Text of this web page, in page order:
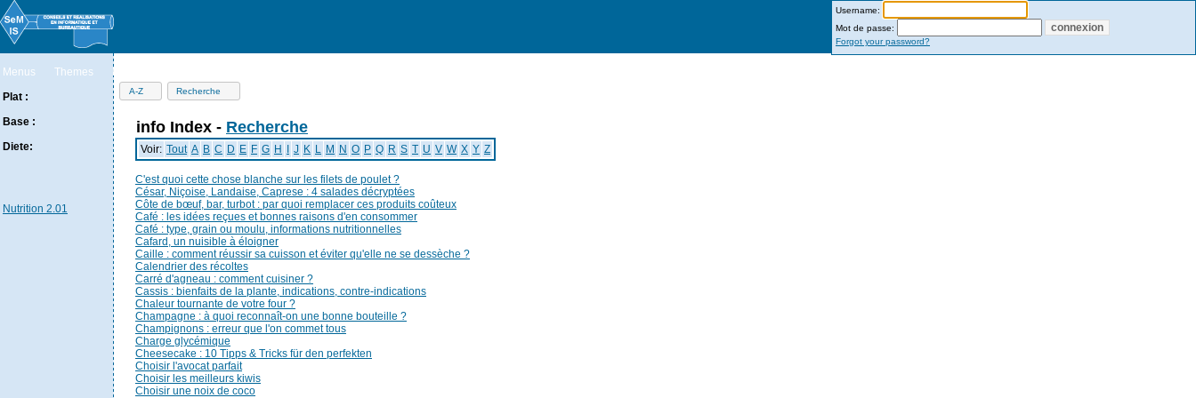
Username:
Mot de passe:
Forgot your password?
Menus Themes
Plat :
Base :
Diete:
Nutrition 2.01
A-Z Recherche
info Index - Recherche
Voir: Tout A B C D E F G H J K L M N O P Q R S T U V W X Y Z
C'est quoi cette chose blanche sur les filets de poulet ?
César, Niçoise, Landaise, Caprese : 4 salades décryptées
Côte de bœuf, bar, turbot : par quoi remplacer ces produits coûteux
Café : les idées reçues et bonnes raisons d'en consommer
Café : type, grain ou moulu, informations nutritionnelles
Cafard, un nuisible à éloigner
Caille : comment réussir sa cuisson et éviter qu'elle ne se dessèche ?
Calendrier des récoltes
Carré d'agneau : comment cuisiner ?
Cassis : bienfaits de la plante, indications, contre-indications
Chaleur tournante de votre four ?
Champagne : à quoi reconnaît-on une bonne bouteille ?
Champignons : erreur que l'on commet tous
Charge glycémique
Cheesecake : 10 Tipps & Tricks für den perfekten
Choisir l'avocat parfait
Choisir les meilleurs kiwis
Choisir une noix de coco